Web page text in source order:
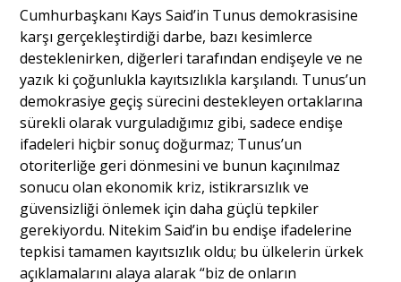
Cumhurbaşkanı Kays Said’in Tunus demokrasisine
karşı gerçekleştirdiği darbe, bazı kesimlerce
desteklenirken, diğerleri tarafından endişeyle ve ne
yazık ki çoğunlukla kayıtsızlıkla karşılandı. Tunus’un
demokrasiye geçiş sürecini destekleyen ortaklarına
sürekli olarak vurguladığımız gibi, sadece endişe
ifadeleri hiçbir sonuç doğurmaz; Tunus’un
otoriterliğe geri dönmesini ve bunun kaçınılmaz
sonucu olan ekonomik kriz, istikrarsızlık ve
güvensizliği önlemek için daha güçlü tepkiler
gerekiyordu. Nitekim Said’in bu endişe ifadelerine
tepkisi tamamen kayıtsızlık oldu; bu ülkelerin ürkek
açıklamalarını alaya alarak “biz de onların